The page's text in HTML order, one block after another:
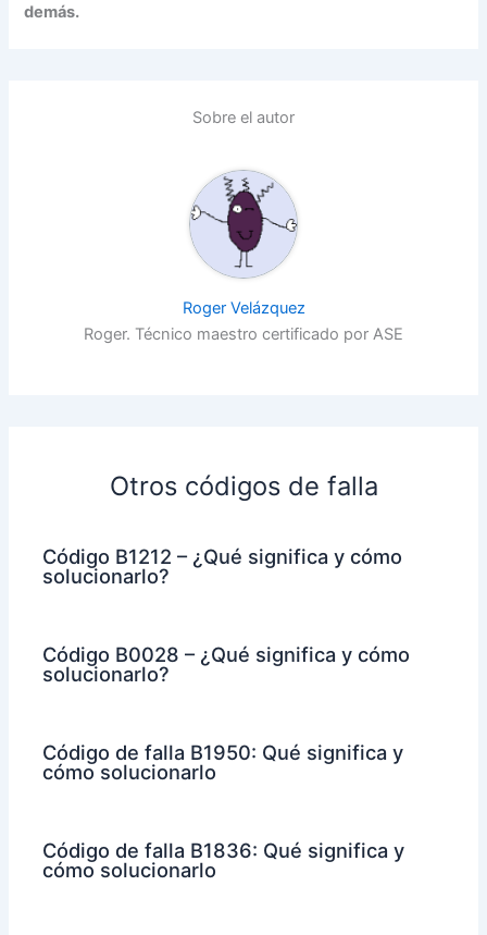
demás.
Sobre el autor
Roger Velázquez
Roger. Técnico maestro certificado por ASE
Otros códigos de falla
Código B1212 – ¿Qué significa y cómo
solucionarlo?
Código B0028 – ¿Qué significa y cómo
solucionarlo?
Código de falla B1950: Qué significa y
cómo solucionarlo
Código de falla B1836: Qué significa y
cómo solucionarlo